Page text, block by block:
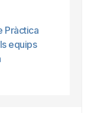
Pràctica
equips